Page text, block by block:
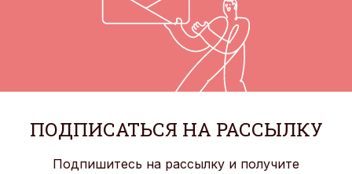
ПОДПИСАТЬСЯ НА РАССЫЛКУ
Подпишитесь на рассылку и получите